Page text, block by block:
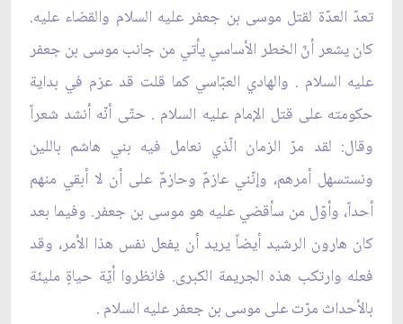
تعدّ العدّة لقتل موسى بن جعفر عليه السلام والقضاء عليه.
كان يشعر أنّ الخطر الأساسي يأتي من جانب موسى بن جعفر
عليه السلام . والهادي العبّاسي كما قلت قد عزم في بداية
حكومته على قتل الإمام عليه السلام . حتّى أنّه أنشد شعراً
وقال: لقد مرّ الزمان الّذي نعامل فيه بني هاشم باللين
ونستسهل أمرهم، وإنّني عازمٌ وحازمٌ على أن لا أبقي منهم
أحداً، وأوّل من سأقضي عليه هو موسى بن جعفر. وفيما بعد
كان هارون الرشيد أيضاً يريد أن يفعل نفس هذا الأمر، وقد
فعله وارتكب هذه الجريمة الكبرى. فانظروا أيّة حياةٍ مليئة
بالأحداث مرّت على موسى بن جعفر عليه السلام .